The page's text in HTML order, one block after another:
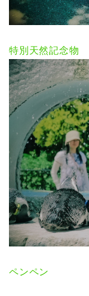
特別天然記念物
ペンペン